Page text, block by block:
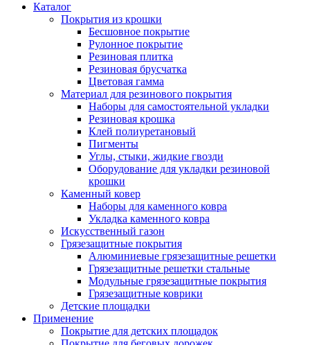
Каталог
Покрытия из крошки
Бесшовное покрытие
Рулонное покрытие
Резиновая плитка
Резиновая брусчатка
Цветовая гамма
Материал для резинового покрытия
Наборы для самостоятельной укладки
Резиновая крошка
Клей полиуретановый
Пигменты
Углы, стыки, жидкие гвозди
Оборудование для укладки резиновой
крошки
Каменный ковер
Наборы для каменного ковра
Укладка каменного ковра
Искусственный газон
Грязезащитные покрытия
Алюминиевые грязезащитные решетки
Грязезащитные решетки стальные
Модульные грязезащитные покрытия
Грязезащитные коврики
Детские площадки
Применение
Покрытие для детских площадок